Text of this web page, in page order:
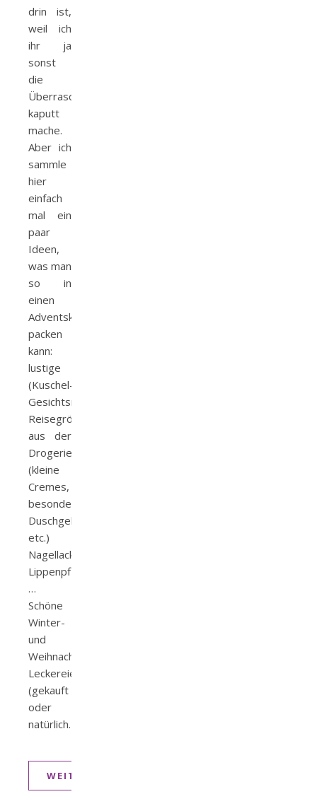
drin ist,
weil ich
ihr ja
sonst
die
Überraschung
kaputt
mache.
Aber ich
sammle
hier
einfach
mal ein
paar
Ideen,
was man
so in
einen
Adventskalender
packen
kann:
lustige
(Kuschel-)Socken
Gesichtsmasken
Reisegrößen
aus der
Drogerie
(kleine
Cremes,
besonderes
Duschgel,
etc.)
Nagellack,
Lippenpflege,
…
Schöne
Winter-
und
Weihnachtsgeschichten
Leckereien
(gekauft
oder
natürlich…
WEITERLESEN